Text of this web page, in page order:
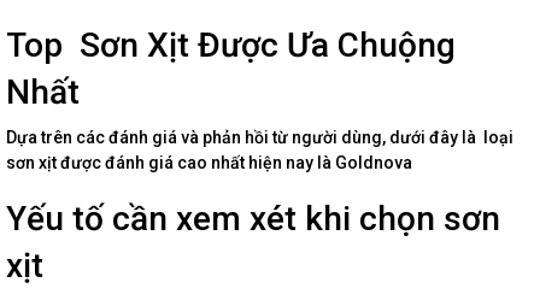
Top Sơn Xịt Được Ưa Chuộng
Nhất
Dựa trên các đánh giá và phản hồi từ người dùng, dưới đây là loại
sơn xịt được đánh giá cao nhất hiện nay là Goldnova
Yếu tố cần xem xét khi chọn sơn
xịt